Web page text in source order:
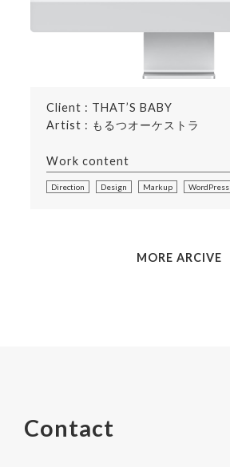
Client : THAT’S BABY
Artist : もるつオーケストラ
Work content
Direction Design Markup WordPress
MORE ARCIVE
Contact